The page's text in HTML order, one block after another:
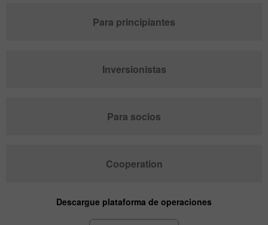
Para principiantes
Inversionistas
Para socios
Cooperation
Descargue plataforma de operaciones